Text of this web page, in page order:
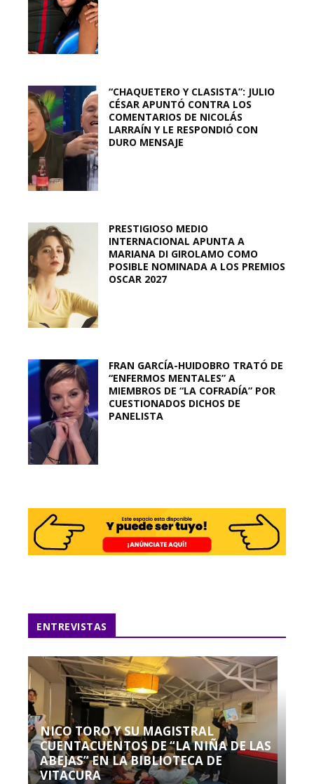
“CHAQUETERO Y CLASISTA”: JULIO
CÉSAR APUNTÓ CONTRA LOS
COMENTARIOS DE NICOLÁS
LARRAÍN Y LE RESPONDIÓ CON
DURO MENSAJE
PRESTIGIOSO MEDIO
INTERNACIONAL APUNTA A
MARIANA DI GIROLAMO COMO
POSIBLE NOMINADA A LOS PREMIOS
OSCAR 2027
FRAN GARCÍA-HUIDOBRO TRATÓ DE
“ENFERMOS MENTALES” A
MIEMBROS DE “LA COFRADÍA” POR
CUESTIONADOS DICHOS DE
PANELISTA
ENTREVISTAS
NICO TORO Y SU MAGISTRAL
CUENTACUENTOS DE “LA NIÑA DE LAS
ABEJAS” EN LA BIBLIOTECA DE
VITACURA